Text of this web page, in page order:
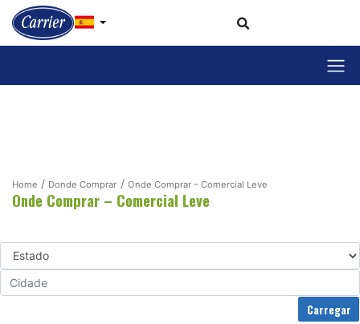
Home Donde Comprar Onde Comprar – Comercial Leve
Onde Comprar – Comercial Leve
Carregar